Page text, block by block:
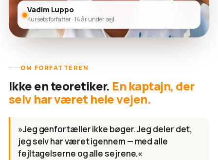
Vadim Luppo
Kursets forfatter · 14 år under sejl
OM FORFATTEREN
Ikke en teoretiker. En kaptajn, der
selv har været hele vejen.
»Jeg genfortæller ikke bøger. Jeg deler det,
jeg selv har været igennem — med alle
fejltagelserne og alle sejrene.«